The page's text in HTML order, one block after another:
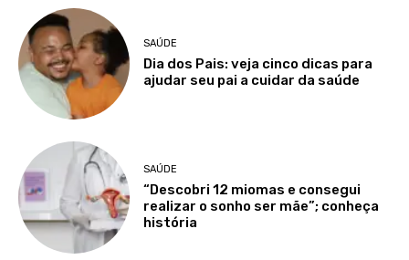
SAÚDE
Dia dos Pais: veja cinco dicas para
ajudar seu pai a cuidar da saúde
SAÚDE
“Descobri 12 miomas e consegui
realizar o sonho ser mãe”; conheça
história